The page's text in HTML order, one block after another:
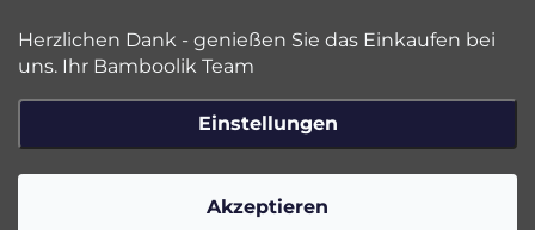
Herzlichen Dank - genießen Sie das Einkaufen bei
uns. Ihr Bamboolik Team
Einstellungen
Akzeptieren
Jazyk
Erstellt von Shoptet Premium
Copyright 2026Bamboolik. Alle Rechte vorbehalten.Cookie-
Einstellungen ändern